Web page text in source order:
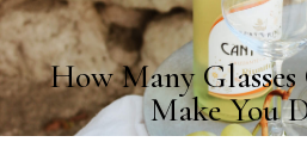
WINE
How Many
Make You